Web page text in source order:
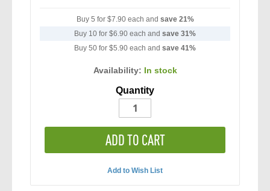
Buy 5 for $7.90 each and save21%
Buy 10 for $6.90 each and save 31%
Buy 50 for $5.90 each and save 41%
Availability: In stock
Quantity
ADD TO CART
Add to Wish List